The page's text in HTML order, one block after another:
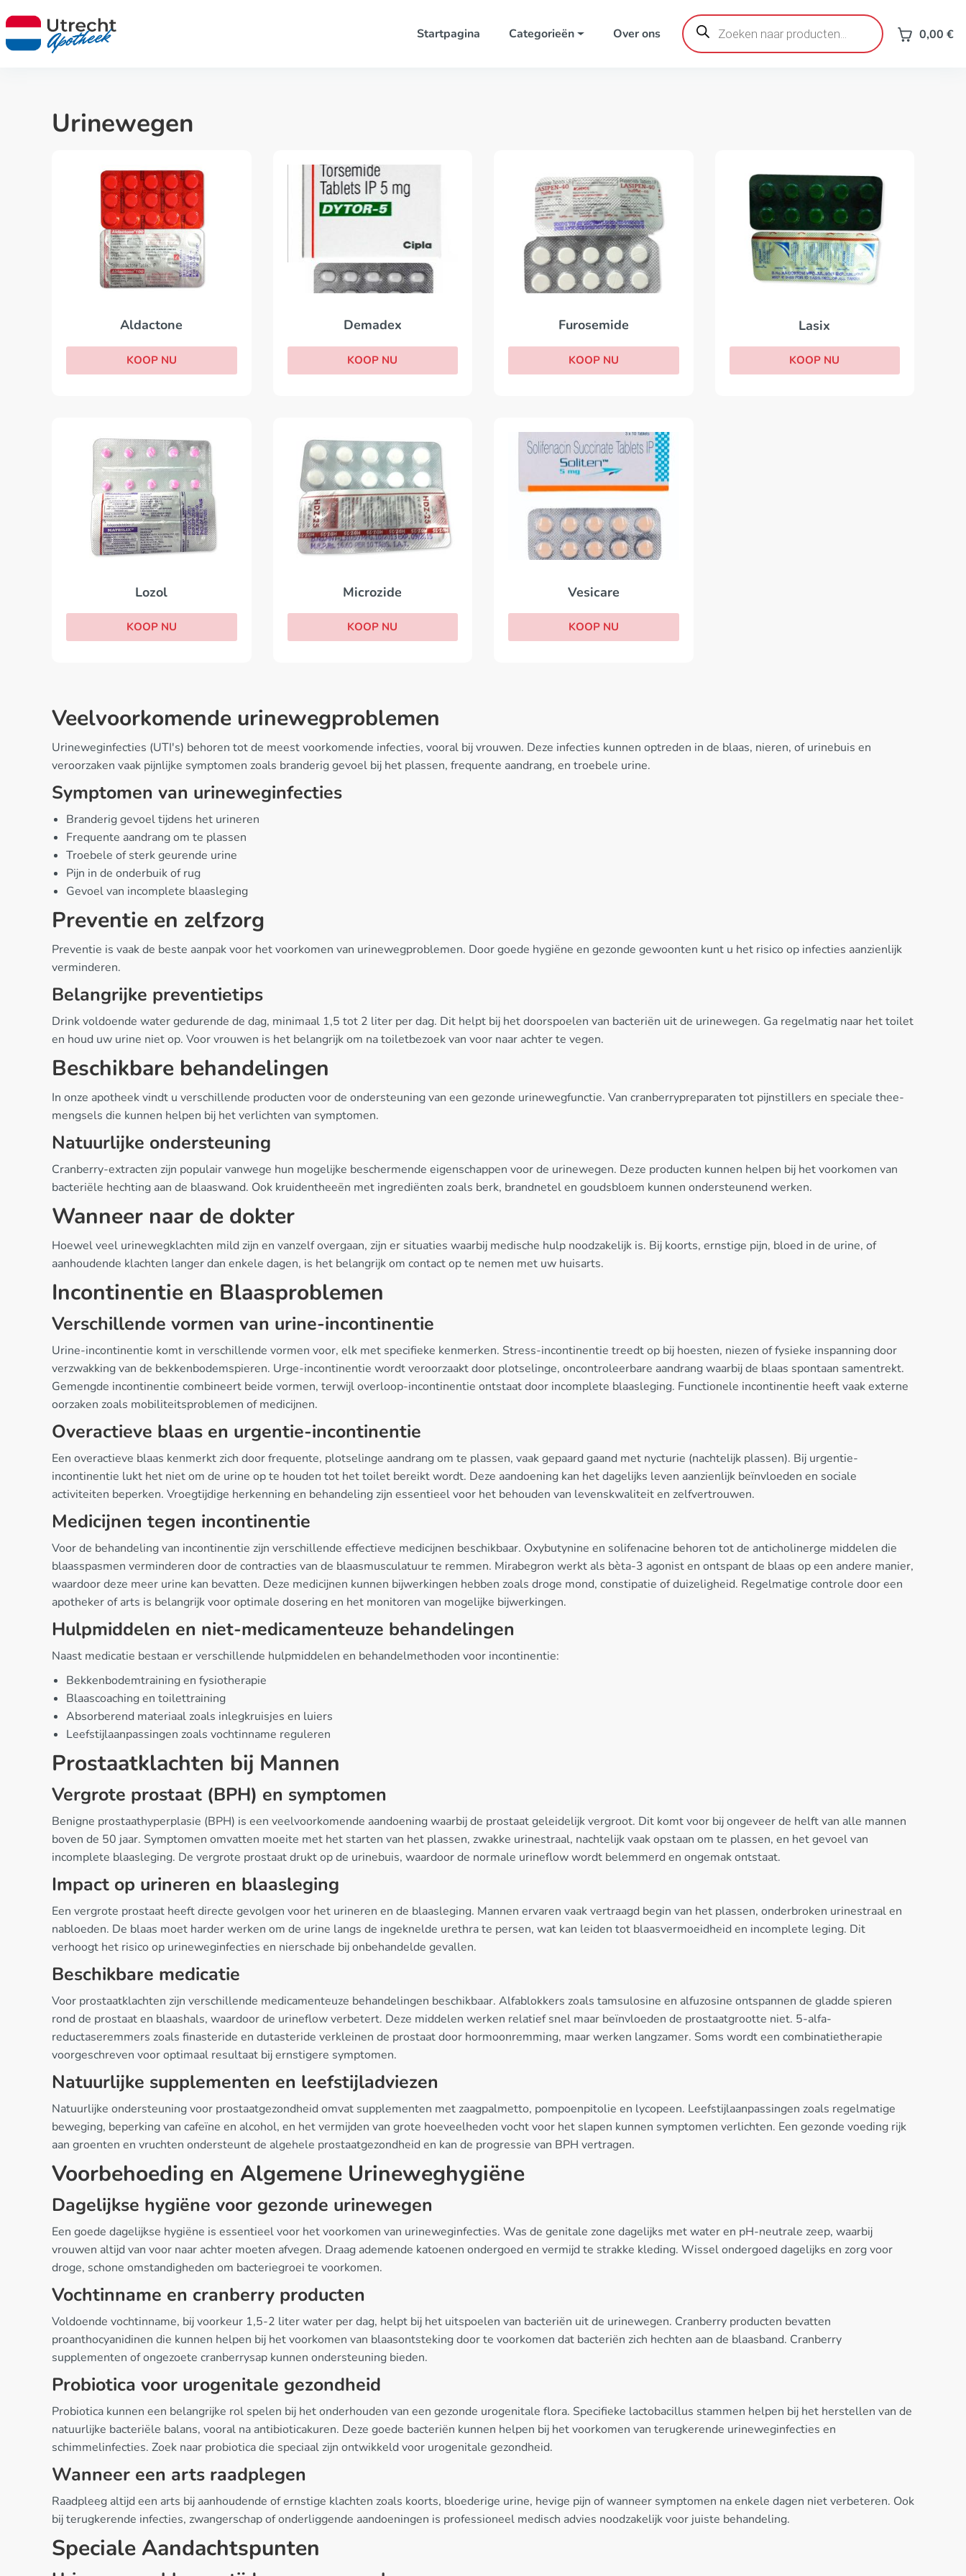
Startpagina Categorieën Over ons
Producten
zoeken 0,00 €
Urinewegen
Aldactone
KOOP NU
Demadex
KOOP NU
Furosemide
KOOP NU
Lasix
KOOP NU
Lozol
KOOP NU
Microzide
KOOP NU
Vesicare
KOOP NU
Veelvoorkomende urinewegproblemen
Urineweginfecties (UTI's) behoren tot de meest voorkomende infecties, vooral bij vrouwen. Deze infecties kunnen optreden in de blaas, nieren, of urinebuis en
veroorzaken vaak pijnlijke symptomen zoals branderig gevoel bij het plassen, frequente aandrang, en troebele urine.
Symptomen van urineweginfecties
Branderig gevoel tijdens het urineren
Frequente aandrang om te plassen
Troebele of sterk geurende urine
Pijn in de onderbuik of rug
Gevoel van incomplete blaasleging
Preventie en zelfzorg
Preventie is vaak de beste aanpak voor het voorkomen van urinewegproblemen. Door goede hygiëne en gezonde gewoonten kunt u het risico op infecties aanzienlijk
verminderen.
Belangrijke preventietips
Drink voldoende water gedurende de dag, minimaal 1,5 tot 2 liter per dag. Dit helpt bij het doorspoelen van bacteriën uit de urinewegen. Ga regelmatig naar het toilet
en houd uw urine niet op. Voor vrouwen is het belangrijk om na toiletbezoek van voor naar achter te vegen.
Beschikbare behandelingen
In onze apotheek vindt u verschillende producten voor de ondersteuning van een gezonde urinewegfunctie. Van cranberrypreparaten tot pijnstillers en speciale thee-
mengsels die kunnen helpen bij het verlichten van symptomen.
Natuurlijke ondersteuning
Cranberry-extracten zijn populair vanwege hun mogelijke beschermende eigenschappen voor de urinewegen. Deze producten kunnen helpen bij het voorkomen van
bacteriële hechting aan de blaaswand. Ook kruidentheeën met ingrediënten zoals berk, brandnetel en goudsbloem kunnen ondersteunend werken.
Wanneer naar de dokter
Hoewel veel urinewegklachten mild zijn en vanzelf overgaan, zijn er situaties waarbij medische hulp noodzakelijk is. Bij koorts, ernstige pijn, bloed in de urine, of
aanhoudende klachten langer dan enkele dagen, is het belangrijk om contact op te nemen met uw huisarts.
Incontinentie en Blaasproblemen
Verschillende vormen van urine-incontinentie
Urine-incontinentie komt in verschillende vormen voor, elk met specifieke kenmerken. Stress-incontinentie treedt op bij hoesten, niezen of fysieke inspanning door
verzwakking van de bekkenbodemspieren. Urge-incontinentie wordt veroorzaakt door plotselinge, oncontroleerbare aandrang waarbij de blaas spontaan samentrekt.
Gemengde incontinentie combineert beide vormen, terwijl overloop-incontinentie ontstaat door incomplete blaasleging. Functionele incontinentie heeft vaak externe
oorzaken zoals mobiliteitsproblemen of medicijnen.
Overactieve blaas en urgentie-incontinentie
Een overactieve blaas kenmerkt zich door frequente, plotselinge aandrang om te plassen, vaak gepaard gaand met nycturie (nachtelijk plassen). Bij urgentie-
incontinentie lukt het niet om de urine op te houden tot het toilet bereikt wordt. Deze aandoening kan het dagelijks leven aanzienlijk beïnvloeden en sociale
activiteiten beperken. Vroegtijdige herkenning en behandeling zijn essentieel voor het behouden van levenskwaliteit en zelfvertrouwen.
Medicijnen tegen incontinentie
Voor de behandeling van incontinentie zijn verschillende effectieve medicijnen beschikbaar. Oxybutynine en solifenacine behoren tot de anticholinerge middelen die
blaasspasmen verminderen door de contracties van de blaasmusculatuur te remmen. Mirabegron werkt als bèta-3 agonist en ontspant de blaas op een andere manier,
waardoor deze meer urine kan bevatten. Deze medicijnen kunnen bijwerkingen hebben zoals droge mond, constipatie of duizeligheid. Regelmatige controle door een
apotheker of arts is belangrijk voor optimale dosering en het monitoren van mogelijke bijwerkingen.
Hulpmiddelen en niet-medicamenteuze behandelingen
Naast medicatie bestaan er verschillende hulpmiddelen en behandelmethoden voor incontinentie:
Bekkenbodemtraining en fysiotherapie
Blaascoaching en toilettraining
Absorberend materiaal zoals inlegkruisjes en luiers
Leefstijlaanpassingen zoals vochtinname reguleren
Prostaatklachten bij Mannen
Vergrote prostaat (BPH) en symptomen
Benigne prostaathyperplasie (BPH) is een veelvoorkomende aandoening waarbij de prostaat geleidelijk vergroot. Dit komt voor bij ongeveer de helft van alle mannen
boven de 50 jaar. Symptomen omvatten moeite met het starten van het plassen, zwakke urinestraal, nachtelijk vaak opstaan om te plassen, en het gevoel van
incomplete blaasleging. De vergrote prostaat drukt op de urinebuis, waardoor de normale urineflow wordt belemmerd en ongemak ontstaat.
Impact op urineren en blaasleging
Een vergrote prostaat heeft directe gevolgen voor het urineren en de blaasleging. Mannen ervaren vaak vertraagd begin van het plassen, onderbroken urinestraal en
nabloeden. De blaas moet harder werken om de urine langs de ingeknelde urethra te persen, wat kan leiden tot blaasvermoeidheid en incomplete leging. Dit
verhoogt het risico op urineweginfecties en nierschade bij onbehandelde gevallen.
Beschikbare medicatie
Voor prostaatklachten zijn verschillende medicamenteuze behandelingen beschikbaar. Alfablokkers zoals tamsulosine en alfuzosine ontspannen de gladde spieren
rond de prostaat en blaashals, waardoor de urineflow verbetert. Deze middelen werken relatief snel maar beïnvloeden de prostaatgrootte niet. 5-alfa-
reductaseremmers zoals finasteride en dutasteride verkleinen de prostaat door hormoonremming, maar werken langzamer. Soms wordt een combinatietherapie
voorgeschreven voor optimaal resultaat bij ernstigere symptomen.
Natuurlijke supplementen en leefstijladviezen
Natuurlijke ondersteuning voor prostaatgezondheid omvat supplementen met zaagpalmetto, pompoenpitolie en lycopeen. Leefstijlaanpassingen zoals regelmatige
beweging, beperking van cafeïne en alcohol, en het vermijden van grote hoeveelheden vocht voor het slapen kunnen symptomen verlichten. Een gezonde voeding rijk
aan groenten en vruchten ondersteunt de algehele prostaatgezondheid en kan de progressie van BPH vertragen.
Voorbehoeding en Algemene Urineweghygiëne
Dagelijkse hygiëne voor gezonde urinewegen
Een goede dagelijkse hygiëne is essentieel voor het voorkomen van urineweginfecties. Was de genitale zone dagelijks met water en pH-neutrale zeep, waarbij
vrouwen altijd van voor naar achter moeten afvegen. Draag ademende katoenen ondergoed en vermijd te strakke kleding. Wissel ondergoed dagelijks en zorg voor
droge, schone omstandigheden om bacteriegroei te voorkomen.
Vochtinname en cranberry producten
Voldoende vochtinname, bij voorkeur 1,5-2 liter water per dag, helpt bij het uitspoelen van bacteriën uit de urinewegen. Cranberry producten bevatten
proanthocyanidinen die kunnen helpen bij het voorkomen van blaasontsteking door te voorkomen dat bacteriën zich hechten aan de blaasband. Cranberry
supplementen of ongezoete cranberrysap kunnen ondersteuning bieden.
Probiotica voor urogenitale gezondheid
Probiotica kunnen een belangrijke rol spelen bij het onderhouden van een gezonde urogenitale flora. Specifieke lactobacillus stammen helpen bij het herstellen van de
natuurlijke bacteriële balans, vooral na antibioticakuren. Deze goede bacteriën kunnen helpen bij het voorkomen van terugkerende urineweginfecties en
schimmelinfecties. Zoek naar probiotica die speciaal zijn ontwikkeld voor urogenitale gezondheid.
Wanneer een arts raadplegen
Raadpleeg altijd een arts bij aanhoudende of ernstige klachten zoals koorts, bloederige urine, hevige pijn of wanneer symptomen na enkele dagen niet verbeteren. Ook
bij terugkerende infecties, zwangerschap of onderliggende aandoeningen is professioneel medisch advies noodzakelijk voor juiste behandeling.
Speciale Aandachtspunten